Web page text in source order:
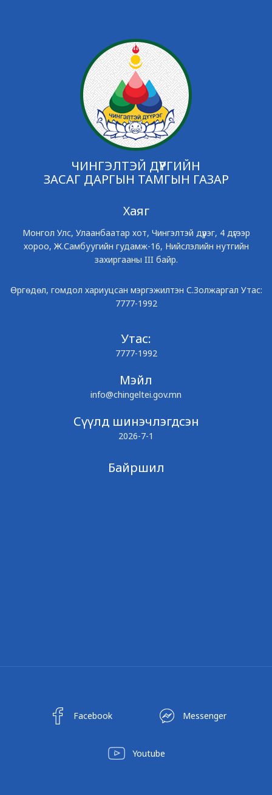
ЧИНГЭЛТЭЙ ДҮҮРГИЙН
ЗАСАГ ДАРГЫН ТАМГЫН ГАЗАР
Хаяг
Монгол Улс, Улаанбаатар хот, Чингэлтэй дүүрэг, 4 дүгээр
хороо, Ж.Самбуугийн гудамж-16, Нийслэлийн нутгийн
захиргааны III байр.
Өргөдөл, гомдол хариуцсан мэргэжилтэн С.Золжаргал Утас:
7777-1992
Утас:
7777-1992
Мэйл
info@chingeltei.gov.mn
Сүүлд шинэчлэгдсэн
2026-7-1
Байршил
Facebook Messenger
Youtube